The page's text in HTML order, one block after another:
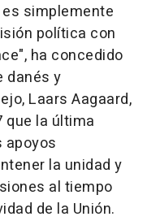
simplemente
política con
ha concedido
danés y
Laars Aagaard,
que la última
apoyos
la unidad y
al tiempo
de la Unión.